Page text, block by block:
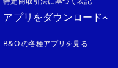
アプリをダウンロード
B&O の各種アプリを見る